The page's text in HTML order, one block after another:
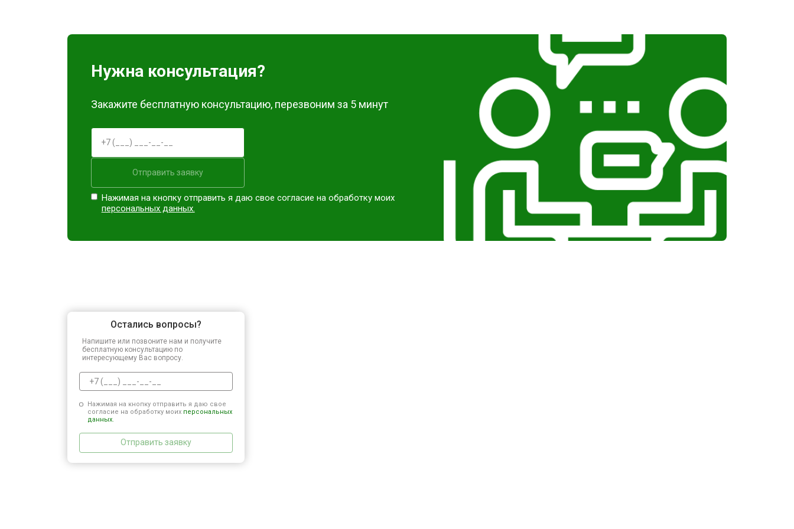
Замена материнской платы от 1100 ₽
Ремонт Blu-Ray от 750 ₽ Заказать
Нужна консультация?
Закажите бесплатную консультацию, перезвоним за 5 минут
Отправить заявку
Нажимая на кнопку отправить я даю свое согласие на обработку моих
персональных данных.
Остались вопросы?
Напишите или позвоните нам и получите
бесплатную консультацию по
интересующему Вас вопросу.
Нажимая на кнопку отправить я даю свое
согласие на обработку моих персональных
данных.
Отправить заявку